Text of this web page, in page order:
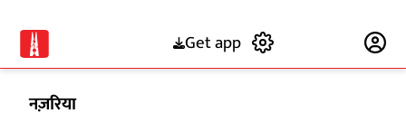
Get app
नज़रिया